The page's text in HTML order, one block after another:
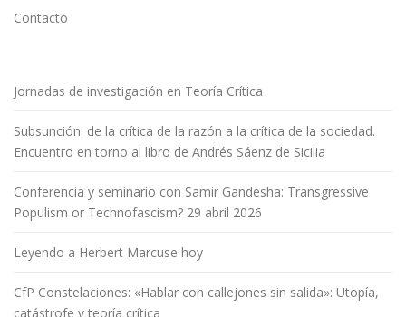
Contacto
Jornadas de investigación en Teoría Crítica
Subsunción: de la crítica de la razón a la crítica de la sociedad.
Encuentro en torno al libro de Andrés Sáenz de Sicilia
Conferencia y seminario con Samir Gandesha: Transgressive
Populism or Technofascism? 29 abril 2026
Leyendo a Herbert Marcuse hoy
CfP Constelaciones: «Hablar con callejones sin salida»: Utopía,
catástrofe y teoría crítica